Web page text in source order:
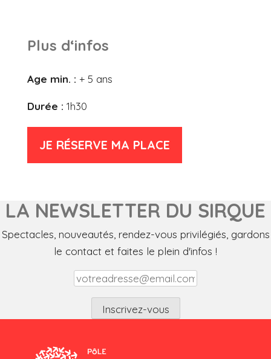
Plus d‘infos
Age min. : + 5 ans
Durée : 1h30
JE RÉSERVE MA PLACE
LA NEWSLETTER DU SIRQUE
Spectacles, nouveautés, rendez-vous privilégiés, gardons
le contact et faites le plein d'infos !